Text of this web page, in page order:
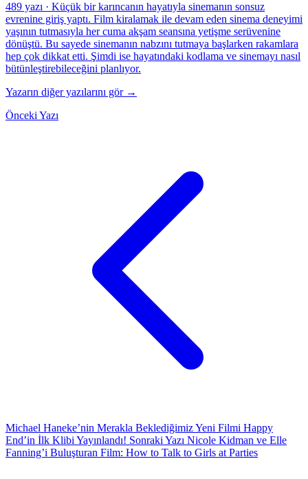
489 yazı · Küçük bir karıncanın hayatıyla sinemanın sonsuz
evrenine giriş yaptı. Film kiralamak ile devam eden sinema deneyimi
yaşının tutmasıyla her cuma akşam seansına yetişme serüvenine
dönüştü. Bu sayede sinemanın nabzını tutmaya başlarken rakamlara
hep çok dikkat etti. Şimdi ise hayatındaki kodlama ve sinemayı nasıl
bütünleştirebileceğini planlıyor.
Yazarın diğer yazılarını gör →
Önceki Yazı
Michael Haneke’nin Merakla Beklediğimiz Yeni Filmi Happy
End’in İlk Klibi Yayınlandı! Sonraki Yazı Nicole Kidman ve Elle
Fanning’i Buluşturan Film: How to Talk to Girls at Parties